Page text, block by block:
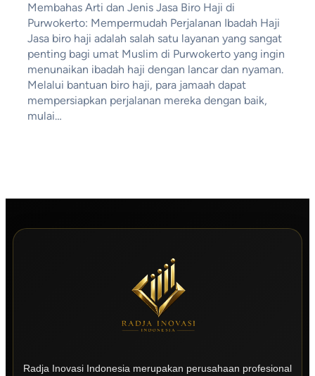
Membahas Arti dan Jenis Jasa Biro Haji di
Purwokerto: Mempermudah Perjalanan Ibadah Haji
Jasa biro haji adalah salah satu layanan yang sangat
penting bagi umat Muslim di Purwokerto yang ingin
menunaikan ibadah haji dengan lancar dan nyaman.
Melalui bantuan biro haji, para jamaah dapat
mempersiapkan perjalanan mereka dengan baik,
mulai…
Radja Inovasi Indonesia merupakan perusahaan profesional